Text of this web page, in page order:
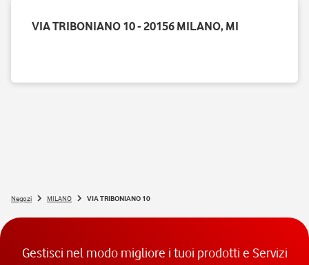
VIA TRIBONIANO 10 - 20156 MILANO, MI
Negozi MILANO VIA TRIBONIANO 10
Gestisci nel modo migliore i tuoi prodotti e Servizi